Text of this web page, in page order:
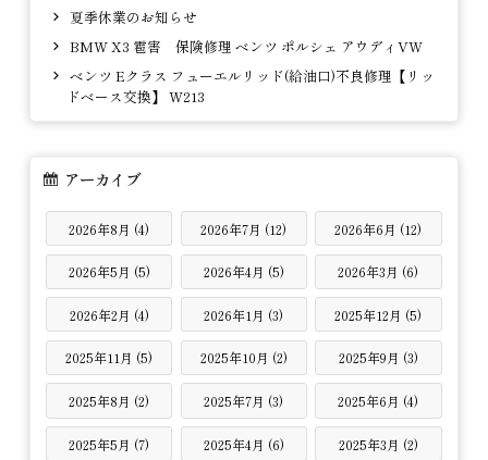
夏季休業のお知らせ
BMW X3 雹害 保険修理 ベンツ ポルシェ アウディVW
ベンツ Eクラス フューエルリッド(給油口)不良修理【リッ
ドベース交換】 W213
アーカイブ
2026年8月 (4) 2026年7月 (12) 2026年6月 (12)
2026年5月 (5) 2026年4月 (5) 2026年3月 (6)
2026年2月 (4) 2026年1月 (3) 2025年12月 (5)
2025年11月 (5) 2025年10月 (2) 2025年9月 (3)
2025年8月 (2) 2025年7月 (3) 2025年6月 (4)
2025年5月 (7) 2025年4月 (6) 2025年3月 (2)